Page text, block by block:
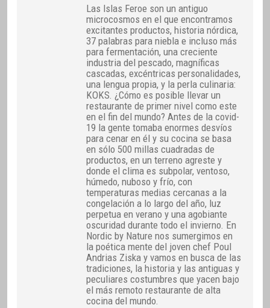
Las Islas Feroe son un antiguo
microcosmos en el que encontramos
excitantes productos, historia nórdica,
37 palabras para niebla e incluso más
para fermentación, una creciente
industria del pescado, magníficas
cascadas, excéntricas personalidades,
una lengua propia, y la perla culinaria:
KOKS. ¿Cómo es posible llevar un
restaurante de primer nivel como este
en el fin del mundo? Antes de la covid-
19 la gente tomaba enormes desvíos
para cenar en él y su cocina se basa
en sólo 500 millas cuadradas de
productos, en un terreno agreste y
donde el clima es subpolar, ventoso,
húmedo, nuboso y frío, con
temperaturas medias cercanas a la
congelación a lo largo del año, luz
perpetua en verano y una agobiante
oscuridad durante todo el invierno. En
Nordic by Nature nos sumergimos en
la poética mente del joven chef Poul
Andrias Ziska y vamos en busca de las
tradiciones, la historia y las antiguas y
peculiares costumbres que yacen bajo
el más remoto restaurante de alta
cocina del mundo.